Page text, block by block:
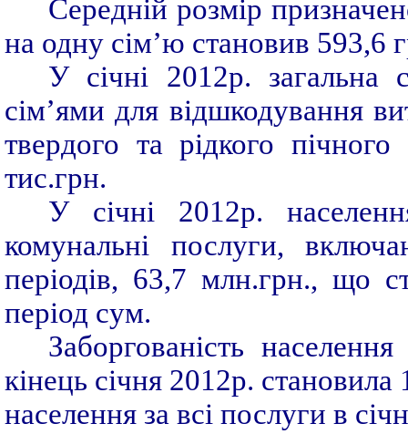
Середній розмір
на одну сім’ю становив 593,6
У січні 2012р. загальна
сім’ями для відшкодування
твердого та рідкого
тис.грн.
У січні 2012р.
комунальні послуги,
періодів, 63,7 млн.грн., що
період сум.
Заборгованість
кінець січня 2012р.
населення за всі послуги в